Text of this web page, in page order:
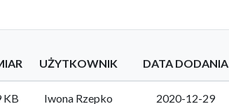
UŻYTKOWNIK DATA DODANIA
KB Iwona Rzepko
2020-12-29